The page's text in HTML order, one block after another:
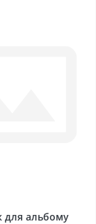
для альбому